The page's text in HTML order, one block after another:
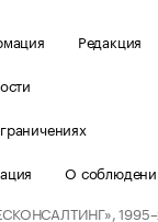
Редакция
О